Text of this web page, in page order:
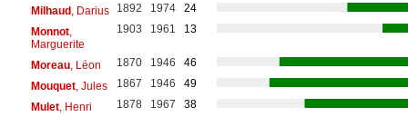
Milhaud, Darius 1892 1974
24
Monnot,
Marguerite
1903 1961 13
Moreau, Léon 1870 1946
46
Mouquet, Jules 1867 1946
49
Mulet, Henri 1878 1967
38